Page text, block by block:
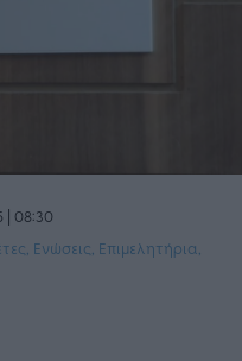
| 08:30
Ενώσεις, Επιμελητήρια